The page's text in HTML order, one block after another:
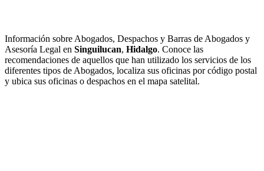
Información sobre Abogados, Despachos y Barras de Abogados y
Asesoría Legal en Singuilucan, Hidalgo. Conoce las
recomendaciones de aquellos que han utilizado los servicios de los
diferentes tipos de Abogados, localiza sus oficinas por código postal
y ubica sus oficinas o despachos en el mapa satelital.